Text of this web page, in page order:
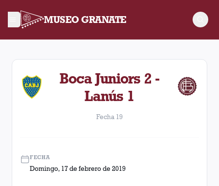
MUSEO GRANATE
Fecha 19. Partido entre Lanús y Boca Juniors disputado el
Boca Juniors 2 -
Lanús 1
Fecha 19
FECHA
Domingo, 17 de febrero de 2019